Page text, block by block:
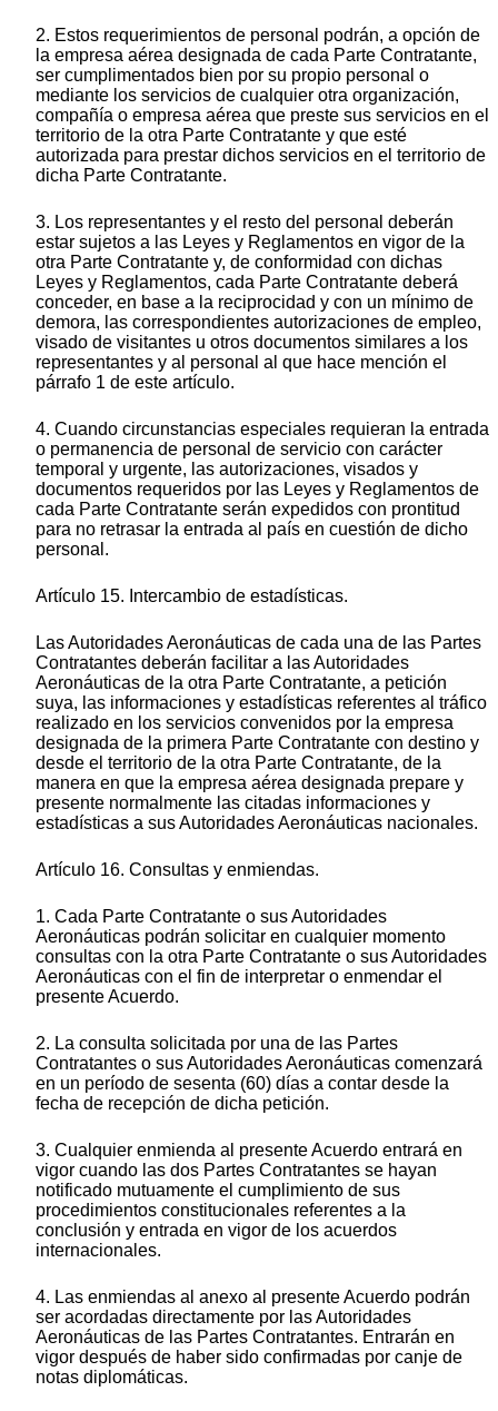
2. Estos requerimientos de personal podrán, a opción de
la empresa aérea designada de cada Parte Contratante,
ser cumplimentados bien por su propio personal o
mediante los servicios de cualquier otra organización,
compañía o empresa aérea que preste sus servicios en el
territorio de la otra Parte Contratante y que esté
autorizada para prestar dichos servicios en el territorio de
dicha Parte Contratante.
3. Los representantes y el resto del personal deberán
estar sujetos a las Leyes y Reglamentos en vigor de la
otra Parte Contratante y, de conformidad con dichas
Leyes y Reglamentos, cada Parte Contratante deberá
conceder, en base a la reciprocidad y con un mínimo de
demora, las correspondientes autorizaciones de empleo,
visado de visitantes u otros documentos similares a los
representantes y al personal al que hace mención el
párrafo 1 de este artículo.
4. Cuando circunstancias especiales requieran la entrada
o permanencia de personal de servicio con carácter
temporal y urgente, las autorizaciones, visados y
documentos requeridos por las Leyes y Reglamentos de
cada Parte Contratante serán expedidos con prontitud
para no retrasar la entrada al país en cuestión de dicho
personal.
Artículo 15. Intercambio de estadísticas.
Las Autoridades Aeronáuticas de cada una de las Partes
Contratantes deberán facilitar a las Autoridades
Aeronáuticas de la otra Parte Contratante, a petición
suya, las informaciones y estadísticas referentes al tráfico
realizado en los servicios convenidos por la empresa
designada de la primera Parte Contratante con destino y
desde el territorio de la otra Parte Contratante, de la
manera en que la empresa aérea designada prepare y
presente normalmente las citadas informaciones y
estadísticas a sus Autoridades Aeronáuticas nacionales.
Artículo 16. Consultas y enmiendas.
1. Cada Parte Contratante o sus Autoridades
Aeronáuticas podrán solicitar en cualquier momento
consultas con la otra Parte Contratante o sus Autoridades
Aeronáuticas con el fin de interpretar o enmendar el
presente Acuerdo.
2. La consulta solicitada por una de las Partes
Contratantes o sus Autoridades Aeronáuticas comenzará
en un período de sesenta (60) días a contar desde la
fecha de recepción de dicha petición.
3. Cualquier enmienda al presente Acuerdo entrará en
vigor cuando las dos Partes Contratantes se hayan
notificado mutuamente el cumplimiento de sus
procedimientos constitucionales referentes a la
conclusión y entrada en vigor de los acuerdos
internacionales.
4. Las enmiendas al anexo al presente Acuerdo podrán
ser acordadas directamente por las Autoridades
Aeronáuticas de las Partes Contratantes. Entrarán en
vigor después de haber sido confirmadas por canje de
notas diplomáticas.